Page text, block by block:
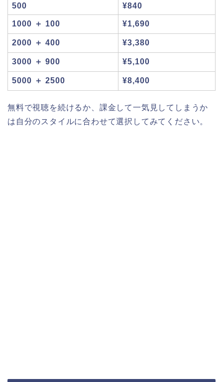
500 ¥840
1000 ＋ 100 ¥1,690
2000 ＋ 400 ¥3,380
3000 ＋ 900 ¥5,100
5000 ＋ 2500 ¥8,400
無料で視聴を続けるか、課金して一気見してしまうか
は自分のスタイルに合わせて選択してみてください。